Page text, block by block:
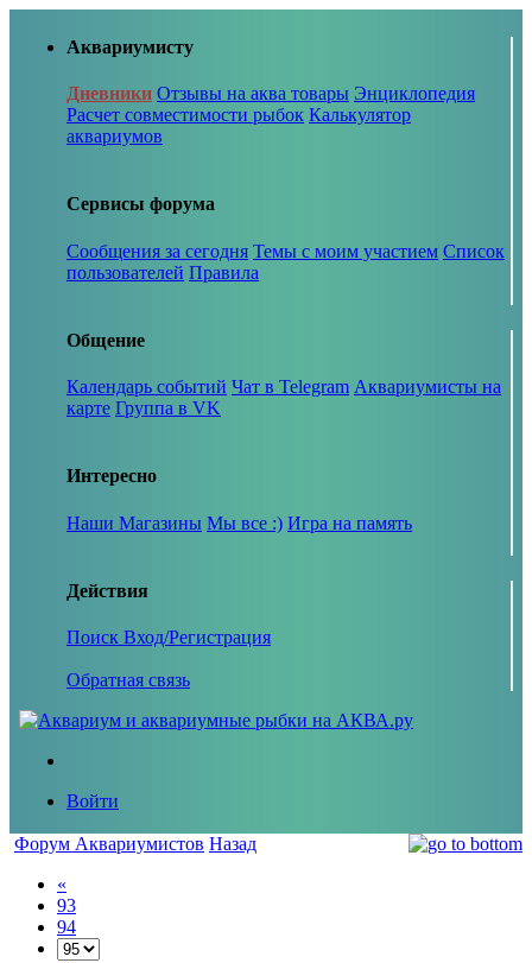
Аквариумисту
Дневники Отзывы на аква товары Энциклопедия
Расчет совместимости рыбок Калькулятор
аквариумов
Сервисы форума
Сообщения за сегодня Темы с моим участием Список
пользователей Правила
Общение
Календарь событий Чат в Telegram Аквариумисты на
карте Группа в VK
Интересно
Наши Магазины Мы все :) Игра на память
Действия
Поиск Вход/Регистрация
Обратная связь
Войти
Форум Аквариумистов Назад
«
93
94